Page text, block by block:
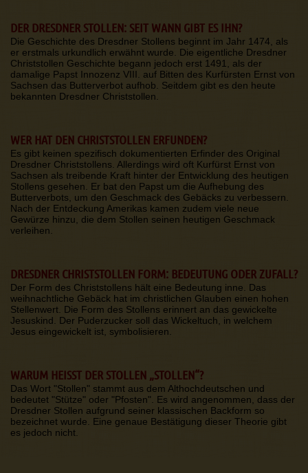
DER DRESDNER STOLLEN: SEIT WANN GIBT ES IHN?
Die Geschichte des Dresdner Stollens beginnt im Jahr 1474, als
er erstmals urkundlich erwähnt wurde. Die eigentliche Dresdner
Christstollen Geschichte begann jedoch erst 1491, als der
damalige Papst Innozenz VIII. auf Bitten des Kurfürsten Ernst von
Sachsen das Butterverbot aufhob. Seitdem gibt es den heute
bekannten Dresdner Christstollen.
WER HAT DEN CHRISTSTOLLEN ERFUNDEN?
Es gibt keinen spezifisch dokumentierten Erfinder des Original
Dresdner Christstollens. Allerdings wird oft Kurfürst Ernst von
Sachsen als treibende Kraft hinter der Entwicklung des heutigen
Stollens gesehen. Er bat den Papst um die Aufhebung des
Butterverbots, um den Geschmack des Gebäcks zu verbessern.
Nach der Entdeckung Amerikas kamen zudem viele neue
Gewürze hinzu, die dem Stollen seinen heutigen Geschmack
verleihen.
DRESDNER CHRISTSTOLLEN FORM: BEDEUTUNG ODER ZUFALL?
Der Form des Christstollens hält eine Bedeutung inne. Das
weihnachtliche Gebäck hat im christlichen Glauben einen hohen
Stellenwert. Die Form des Stollens erinnert an das gewickelte
Jesuskind. Der Puderzucker soll das Wickeltuch, in welchem
Jesus eingewickelt ist, symbolisieren.
WARUM HEISST DER STOLLEN „STOLLEN“?
Das Wort "Stollen" stammt aus dem Althochdeutschen und
bedeutet "Stütze" oder "Pfosten". Es wird angenommen, dass der
Dresdner Stollen aufgrund seiner klassischen Backform so
bezeichnet wurde. Eine genaue Bestätigung dieser Theorie gibt
es jedoch nicht.